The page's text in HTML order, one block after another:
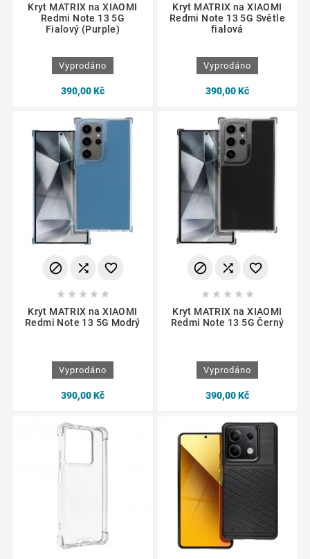
Kryt MATRIX na XIAOMI
Redmi Note 13 5G
Fialový (Purple)
Vyprodáno
390,00 Kč
Kryt MATRIX na XIAOMI
Redmi Note 13 5G Světle
fialová
Vyprodáno
390,00 Kč
  
    
Kryt MATRIX na XIAOMI
Redmi Note 13 5G Modrý
Vyprodáno
390,00 Kč
  
    
Kryt MATRIX na XIAOMI
Redmi Note 13 5G Černý
Vyprodáno
390,00 Kč